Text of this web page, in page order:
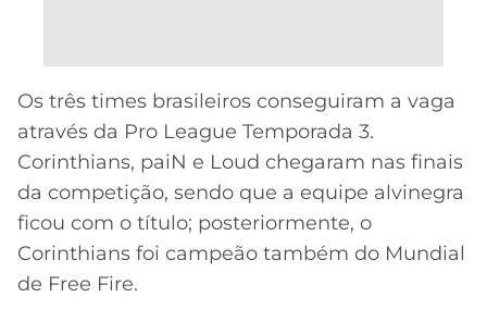
Os três times brasileiros conseguiram a vaga
através da Pro League Temporada 3.
Corinthians, paiN e Loud chegaram nas finais
da competição, sendo que a equipe alvinegra
ficou com o título; posteriormente, o
Corinthians foi campeão também do Mundial
de Free Fire.